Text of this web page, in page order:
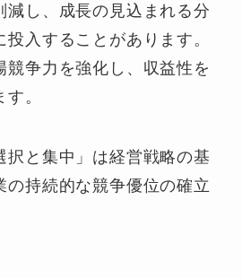
減し、成長の見込まれる分
入することがあります。
競争力を強化し、収益性を
。
択と集中」は経営戦略の基
の持続的な競争優位の確立